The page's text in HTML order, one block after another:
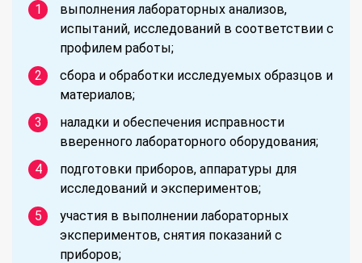
выполнения лабораторных анализов,
испытаний, исследований в соответствии с
профилем работы;
сбора и обработки исследуемых образцов и
материалов;
наладки и обеспечения исправности
вверенного лабораторного оборудования;
подготовки приборов, аппаратуры для
исследований и экспериментов;
участия в выполнении лабораторных
экспериментов, снятия показаний с
приборов;